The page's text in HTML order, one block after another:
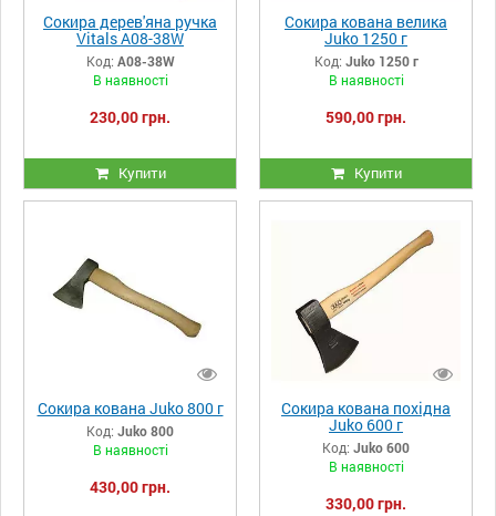
Сокира дерев'яна ручка
Vitals A08-38W
Код: A08-38W
В наявності
230,00 грн.
Купити
Сокира кована велика
Juko 1250 г
Код: Juko 1250 г
В наявності
590,00 грн.
Купити
Сокира кована Juko 800 г
Код: Juko 800
В наявності
430,00 грн.
Сокира кована похідна
Juko 600 г
Код: Juko 600
В наявності
330,00 грн.